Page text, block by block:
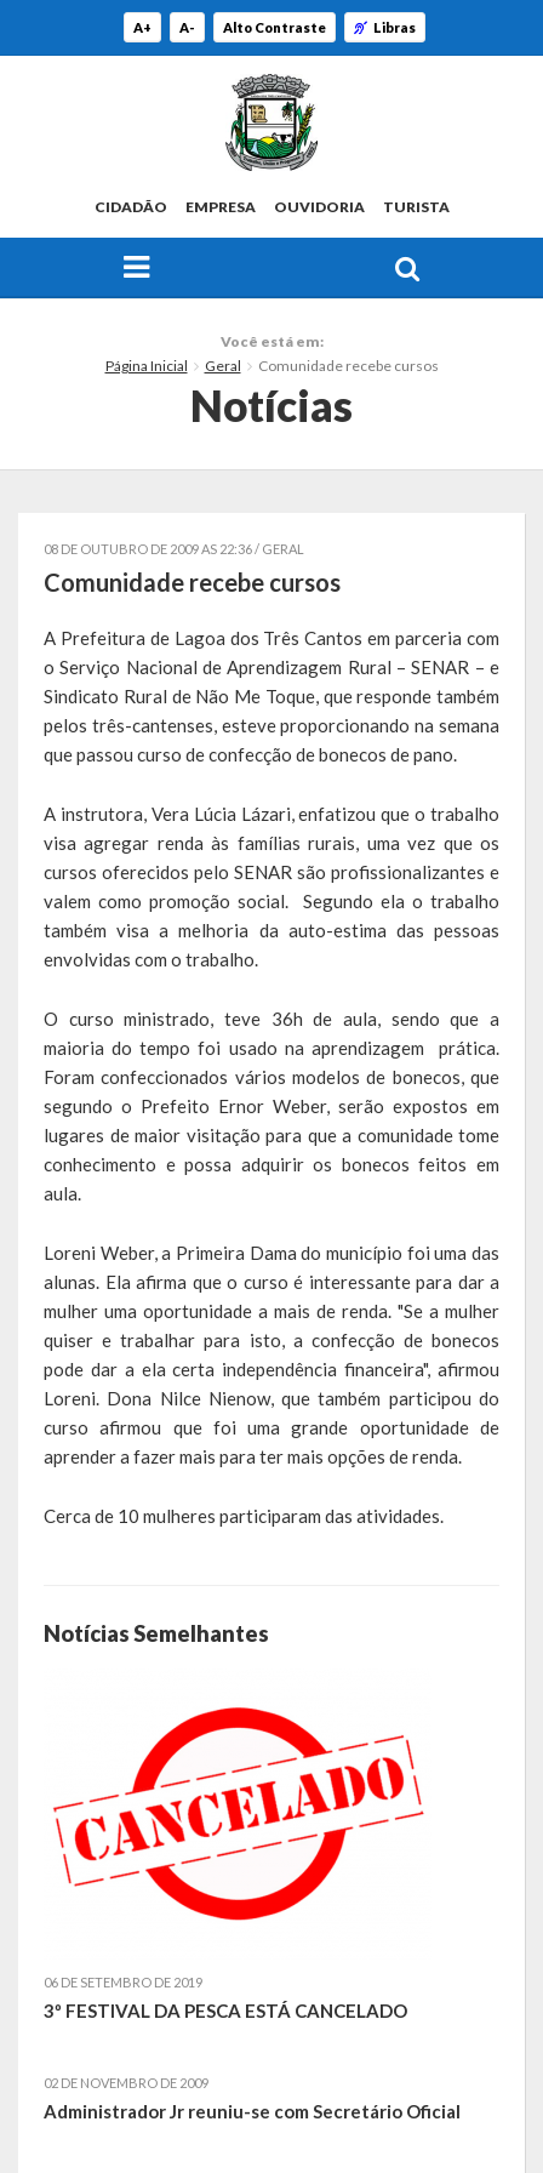
A+ A- Alto Contraste Libras
CIDADÃO EMPRESA OUVIDORIA TURISTA
Símbolos
Governo
Administração
Ex-Administradores
Conselhos Municipais
Secretarias
Administração, Fazenda e Planejamento
Desenvolvimento Econômico
Desenvolvimento Social
Educação, Cultura, Turismo, Desporto e Lazer
Obras, Serviços Urbanos e Trânsito
Saúde
Histórias
A História da Comunidade Católica Nossa Senhora de Lourdes
de Vila Seca
A História da Comunidade Evangélica de Linha Kronenthal
A história da Comunidade Católica São Paulo de Lagoa dos Três
A história marcante do Grêmio Esportivo Lagoense: uma história
A História da Praça da Lagoa
A História da Igreja Adventista do Sétimo Dia
A História da Comunidade Católica Nossa Senhora da Assunção
de Linha Glória
A História da Comunidade Evangélica de Linha Glória
Pontos Turísticos
Você está em:
Página Inicial
Geral Comunidade recebe cursos
Notícias
08 DE OUTUBRO DE 2009 AS 22:36 / GERAL
Comunidade recebe cursos
A Prefeitura de Lagoa dos Três Cantos em parceria com
o Serviço Nacional de Aprendizagem Rural – SENAR – e
Sindicato Rural de Não Me Toque, que responde também
pelos três-cantenses, esteve proporcionando na semana
que passou curso de confecção de bonecos de pano.
A instrutora, Vera Lúcia Lázari, enfatizou que o trabalho
visa agregar renda às famílias rurais, uma vez que os
cursos oferecidos pelo SENAR são profissionalizantes e
valem como promoção social. Segundo ela o trabalho
também visa a melhoria da auto-estima das pessoas
envolvidas com o trabalho.
O curso ministrado, teve 36h de aula, sendo que a
maioria do tempo foi usado na aprendizagem prática.
Foram confeccionados vários modelos de bonecos, que
segundo o Prefeito Ernor Weber, serão expostos em
lugares de maior visitação para que a comunidade tome
conhecimento e possa adquirir os bonecos feitos em
aula.
Loreni Weber, a Primeira Dama do município foi uma das
alunas. Ela afirma que o curso é interessante para dar a
mulher uma oportunidade a mais de renda. "Se a mulher
quiser e trabalhar para isto, a confecção de bonecos
pode dar a ela certa independência financeira", afirmou
Loreni. Dona Nilce Nienow, que também participou do
curso afirmou que foi uma grande oportunidade de
aprender a fazer mais para ter mais opções de renda.
Cerca de 10 mulheres participaram das atividades.
Notícias Semelhantes
06 DE SETEMBRO DE 2019
3º FESTIVAL DA PESCA ESTÁ CANCELADO
02 DE NOVEMBRO DE 2009
Administrador Jr reuniu-se com Secretário Oficial